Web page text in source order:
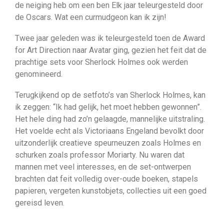
de neiging heb om een ​​ben Elk jaar teleurgesteld door
de Oscars. Wat een curmudgeon kan ik zijn!
Twee jaar geleden was ik teleurgesteld toen de Award
for Art Direction naar Avatar ging, gezien het feit dat de
prachtige sets voor Sherlock Holmes ook werden
genomineerd.
Terugkijkend op de setfoto’s van Sherlock Holmes, kan
ik zeggen: “Ik had gelijk, het moet hebben gewonnen”.
Het hele ding had zo’n gelaagde, mannelijke uitstraling.
Het voelde echt als Victoriaans Engeland bevolkt door
uitzonderlijk creatieve speurneuzen zoals Holmes en
schurken zoals professor Moriarty. Nu waren dat
mannen met veel interesses, en de set-ontwerpen
brachten dat feit volledig over-oude boeken, stapels
papieren, vergeten kunstobjets, collecties uit een goed
gereisd leven.